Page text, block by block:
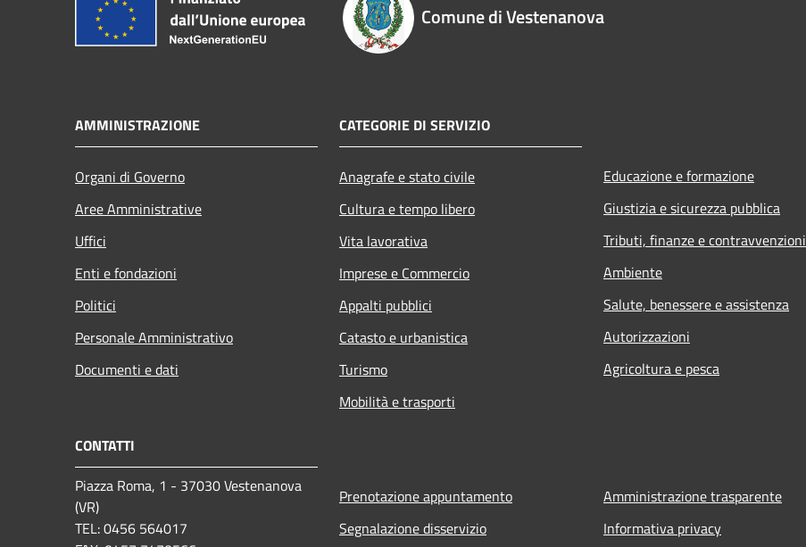
Comune di Vestenanova
AMMINISTRAZIONE
Organi di Governo
Aree Amministrative
Uffici
Enti e fondazioni
Politici
Personale Amministrativo
Documenti e dati
CATEGORIE DI SERVIZIO
Anagrafe e stato civile
Cultura e tempo libero
Vita lavorativa
Imprese e Commercio
Appalti pubblici
Catasto e urbanistica
Turismo
Mobilità e trasporti
Educazione e formazione
Giustizia e sicurezza pubblica
Tributi, finanze e contravvenzioni
Ambiente
Salute, benessere e assistenza
Autorizzazioni
Agricoltura e pesca
CONTATTI
Piazza Roma, 1 - 37030 Vestenanova
(VR)
TEL: 0456 564017
Prenotazione appuntamento
Segnalazione disservizio
Amministrazione trasparente
Informativa privacy